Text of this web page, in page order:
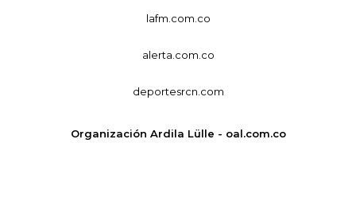
lafm.com.co
alerta.com.co
deportesrcn.com
Organización Ardila Lülle - oal.com.co